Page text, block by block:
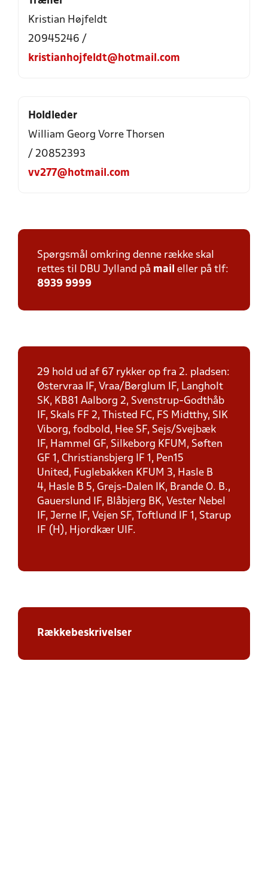
Kristian Højfeldt
20945246 /
kristianhojfeldt@hotmail.com
Holdleder
William Georg Vorre Thorsen
/ 20852393
vv277@hotmail.com
Spørgsmål omkring denne række skal
rettes til DBU Jylland på mail eller på tlf:
8939 9999
29 hold ud af 67 rykker op fra 2. pladsen:
Østervraa IF, Vraa/Børglum IF, Langholt
SK, KB81 Aalborg 2, Svenstrup-Godthåb
IF, Skals FF 2, Thisted FC, FS Midtthy, SIK
Viborg, fodbold, Hee SF, Sejs/Svejbæk
IF, Hammel GF, Silkeborg KFUM, Søften
GF 1, Christiansbjerg IF 1, Pen15
United, Fuglebakken KFUM 3, Hasle B
4, Hasle B 5, Grejs-Dalen IK, Brande O. B.,
Gauerslund IF, Blåbjerg BK, Vester Nebel
IF, Jerne IF, Vejen SF, Toftlund IF 1, Starup
IF (H), Hjordkær UIF.
Rækkebeskrivelser